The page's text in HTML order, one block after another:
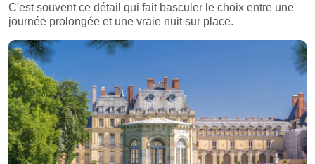
C'est souvent ce détail qui fait basculer le choix entre une
journée prolongée et une vraie nuit sur place.